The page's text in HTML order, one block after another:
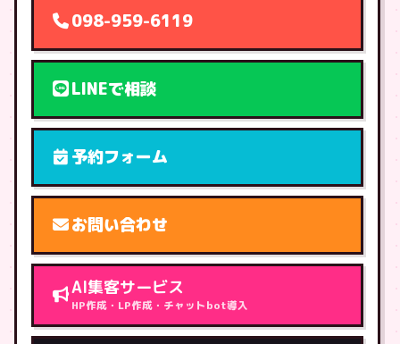
098-959-6119
LINEで相談
予約フォーム
お問い合わせ
AI集客サービス
HP作成・LP作成・チャットbot導入